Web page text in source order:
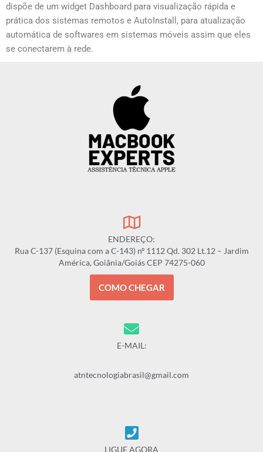
dispõe de um widget Dashboard para visualização rápida e
prática dos sistemas remotos e AutoInstall, para atualização
automática de softwares em sistemas móveis assim que eles
se conectarem à rede.
ENDEREÇO:
Rua C-137 (Esquina com a C-143) nº 1112 Qd. 302 Lt.12 – Jardim
América, Goiânia/Goiás CEP 74275-060
COMO CHEGAR
E-MAIL:
atntecnologiabrasil@gmail.com
LIGUE AGORA